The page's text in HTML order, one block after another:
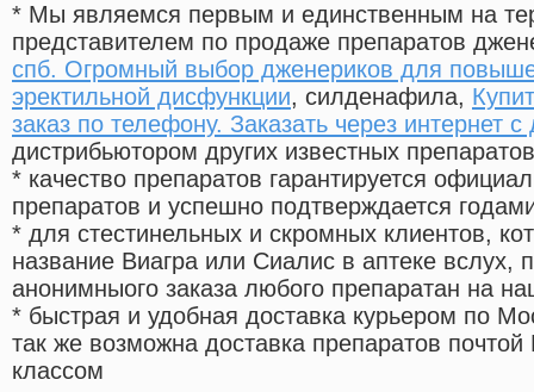
* Мы являемся первым и единственным на
представителем по продаже препаратов
спб. Огромный выбор дженериков для
эректильной дисфункции, силденафила,
заказ по телефону. Заказать через интернет с
дистрибьютором других известных препаратов
* качество препаратов гарантируется
препаратов и успешно подтверждается
* для стестинельных и скромных клиентов,
название Виагра или Сиалис в аптеке вслух,
анонимныого заказа любого препаратан на
* быстрая и удобная доставка курьером по
так же возможна доставка препаратов
классом